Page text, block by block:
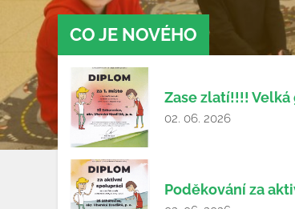
CO JE NOVÉHO
Zase zlatí!!!!
02. 06. 2026
Poděkování za